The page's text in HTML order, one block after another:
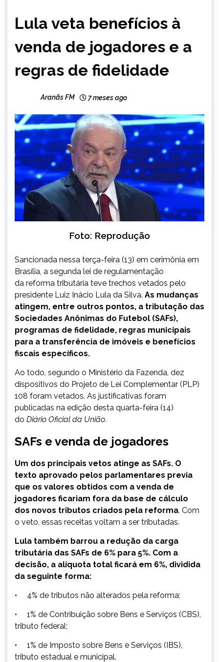
ESPORTES
Lula veta benefícios à
venda de jogadores e a
regras de fidelidade
Aranãs FM 7 meses ago
Foto: Reprodução
Sancionada nessa terça-feira (13) em cerimônia em
Brasília, a segunda lei de regulamentação
da reforma tributária teve trechos vetados pelo
presidente Luiz Inácio Lula da Silva. As mudanças
atingem, entre outros pontos, a tributação das
Sociedades Anônimas do Futebol (SAFs),
programas de fidelidade, regras municipais
para a transferência de imóveis e benefícios
fiscais específicos.
Ao todo, segundo o Ministério da Fazenda, dez
dispositivos do Projeto de Lei Complementar (PLP)
108 foram vetados. As justificativas foram
publicadas na edição desta quarta-feira (14)
do Diário Oficial da União.
SAFs e venda de jogadores
Um dos principais vetos atinge as SAFs. O
texto aprovado pelos parlamentares previa
que os valores obtidos com a venda de
jogadores ficariam fora da base de cálculo
dos novos tributos criados pela reforma. Com
o veto, essas receitas voltam a ser tributadas.
Lula também barrou a redução da carga
tributária das SAFs de 6% para 5%. Com a
decisão, a alíquota total ficará em 6%, dividida
da seguinte forma:
• 4% de tributos não alterados pela reforma;
• 1% de Contribuição sobre Bens e Serviços (CBS),
tributo federal;
• 1% de Imposto sobre Bens e Serviços (IBS),
tributo estadual e municipal.